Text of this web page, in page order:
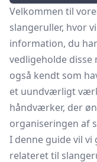
Velkommen til
slangeruller, hvor
information, du
vedligeholde disse
også kendt som
et uundværligt
håndværker, der
organiseringen af
I denne guide vil
relateret til